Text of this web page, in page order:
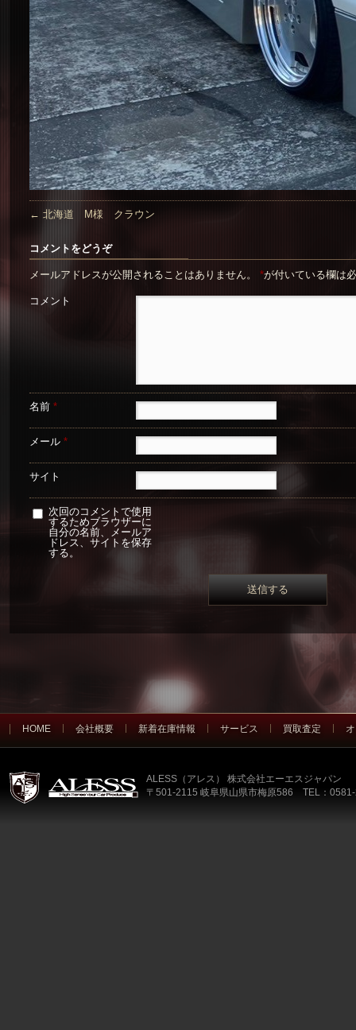
← 北海道 M様 クラウン
コメントをどうぞ
メールアドレスが公開されることはありません。 *が付いている欄は
コメント
名前 *
メール *
サイト
次回のコメントで使用
するためブラウザーに
自分の名前、メールア
ドレス、サイトを保存
する。
HOME 会社概要 新着在庫情報 サービス 買取査定
ALESS（アレス） 株式会社エーエスジャパン
〒501-2115 岐阜県山県市梅原586 TEL：